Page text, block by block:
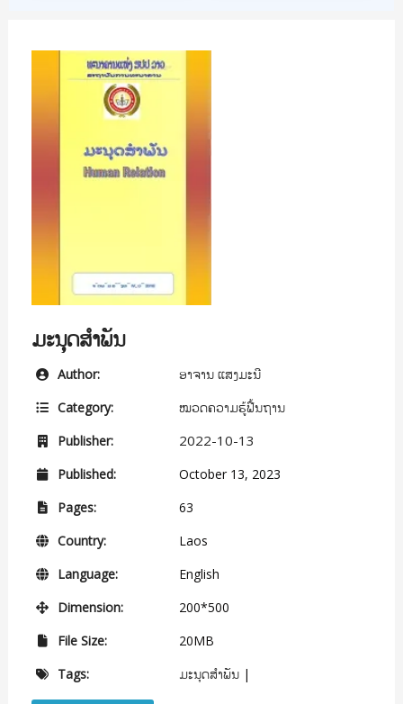
ມະນຸດສໍາພັນ
Author: ອາຈານ ແສງມະນີ
Category: ໝວດຄວາມຮູ້ຟື້ນຖານ
Publisher: 2022-10-13
Published:
October 13, 2023
Pages:
63
Country:
Laos
Language:
English
Dimension:
200*500
File Size:
20MB
Tags:
ມະນຸດສໍາພັນ|